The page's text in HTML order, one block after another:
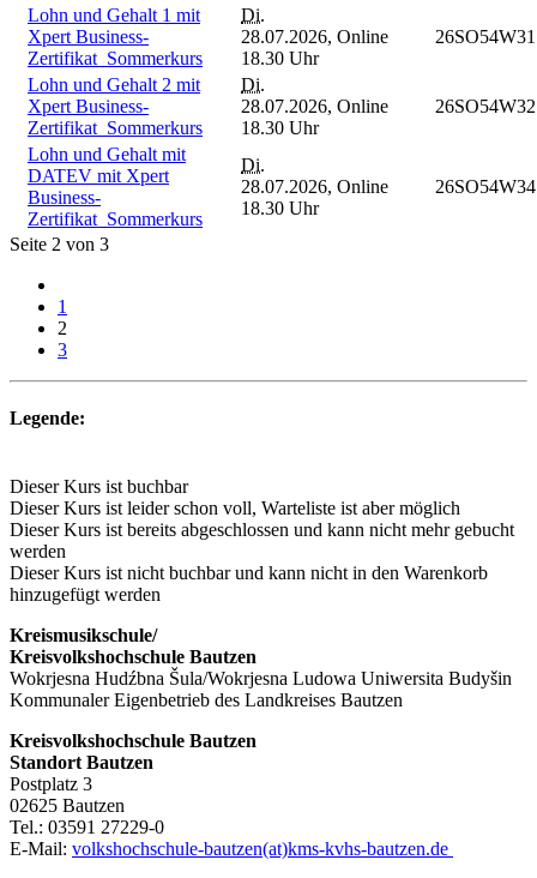
Lohn und Gehalt 1 mit
Xpert Business-
Zertifikat_Sommerkurs
Di.
28.07.2026,
18.30 Uhr
Online 26SO54W31
Lohn und Gehalt 2 mit
Xpert Business-
Zertifikat_Sommerkurs
Di.
28.07.2026,
18.30 Uhr
Online 26SO54W32
Lohn und Gehalt mit
DATEV mit Xpert
Business-
Zertifikat_Sommerkurs
Di.
28.07.2026,
18.30 Uhr
Online 26SO54W34
Seite 2 von 3
1
2
3
Legende:
Dieser Kurs ist buchbar
Dieser Kurs ist leider schon voll, Warteliste ist aber möglich
Dieser Kurs ist bereits abgeschlossen und kann nicht mehr gebucht
werden
Dieser Kurs ist nicht buchbar und kann nicht in den Warenkorb
hinzugefügt werden
Kreismusikschule/
Kreisvolkshochschule Bautzen
Wokrjesna Hudźbna Šula/Wokrjesna Ludowa Uniwersita Budyšin
Kommunaler Eigenbetrieb des Landkreises Bautzen
Kreisvolkshochschule Bautzen
Standort Bautzen
Postplatz 3
02625 Bautzen
Tel.: 03591 27229-0
E-Mail: volkshochschule-bautzen(at)kms-kvhs-bautzen.de